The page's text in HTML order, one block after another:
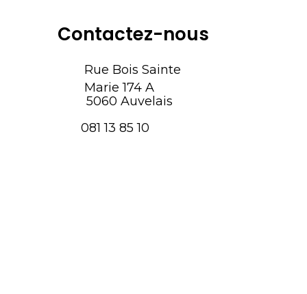
Contactez-nous
Rue Bois Sainte
Marie 174 A
5060 Auvelais
081 13 85 10